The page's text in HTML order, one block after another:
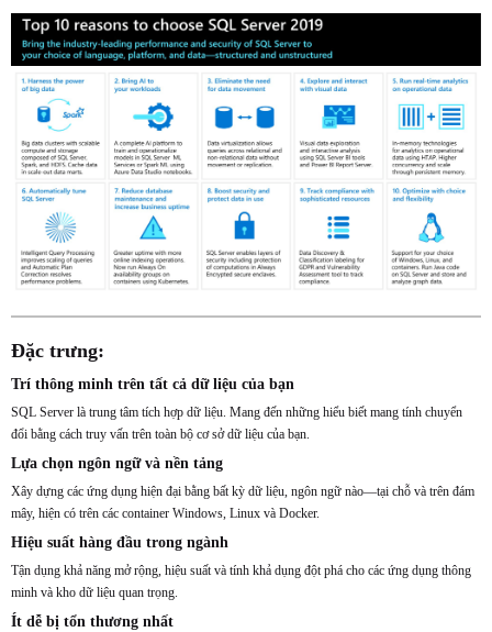
Đặc trưng:
Trí thông minh trên tất cả dữ liệu của bạn
SQL Server là trung tâm tích hợp dữ liệu. Mang đến những hiểu biết mang tính chuyển
đổi bằng cách truy vấn trên toàn bộ cơ sở dữ liệu của bạn.
Lựa chọn ngôn ngữ và nền tảng
Xây dựng các ứng dụng hiện đại bằng bất kỳ dữ liệu, ngôn ngữ nào—tại chỗ và trên đám
mây, hiện có trên các container Windows, Linux và Docker.
Hiệu suất hàng đầu trong ngành
Tận dụng khả năng mở rộng, hiệu suất và tính khả dụng đột phá cho các ứng dụng thông
minh và kho dữ liệu quan trọng.
Ít dễ bị tổn thương nhất